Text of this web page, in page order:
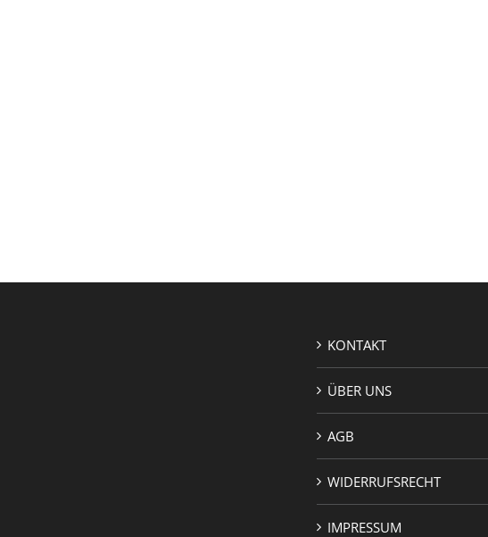
KONTAKT
ÜBER UNS
AGB
WIDERRUFSRECHT
IMPRESSUM